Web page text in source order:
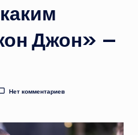
Джон» —
Нет комментариев